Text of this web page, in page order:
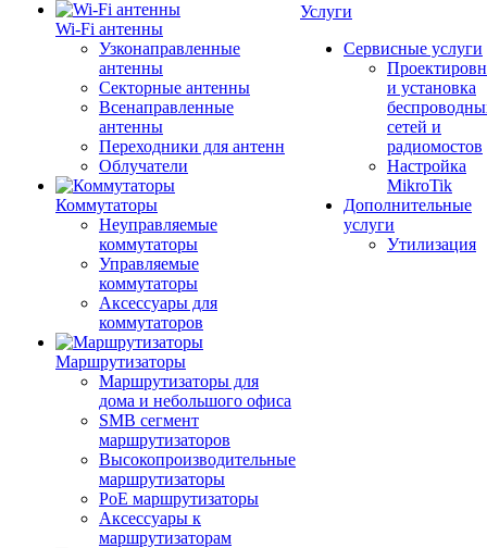
Wi-Fi антенны
Узконаправленные
антенны
Секторные антенны
Всенаправленные
антенны
Переходники для антенн
Облучатели
Коммутаторы
Неуправляемые
коммутаторы
Управляемые
коммутаторы
Аксессуары для
коммутаторов
Маршрутизаторы
Маршрутизаторы для
дома и небольшого офиса
SMB сегмент
маршрутизаторов
Высокопроизводительные
маршрутизаторы
PoE маршрутизаторы
Аксессуары к
маршрутизаторам
Услуги
Сервисные услуги
и установка
сетей и
радиомостов
Настройка
MikroTik
Дополнительные
услуги
Утилизация